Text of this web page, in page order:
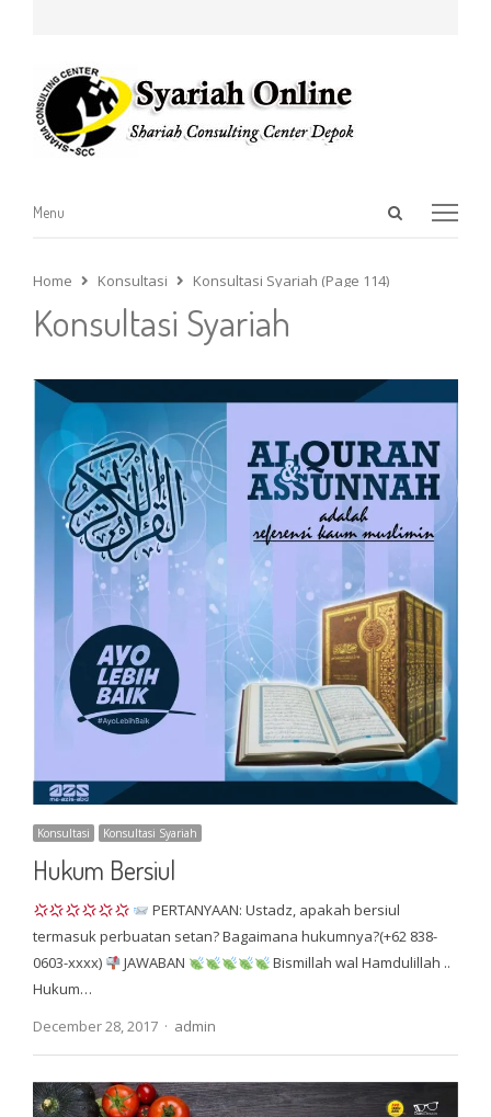
Open
Menu
Menu
Home Konsultasi Konsultasi Syariah (Page 114)
Konsultasi Syariah
Konsultasi Konsultasi Syariah
Hukum Bersiul
PERTANYAAN: Ustadz, apakah bersiul
termasuk perbuatan setan? Bagaimana hukumnya?(+62 838-
0603-xxxx)
JAWABAN
Bismillah wal Hamdulillah ..
Hukum…
December 28, 2017
Author
admin